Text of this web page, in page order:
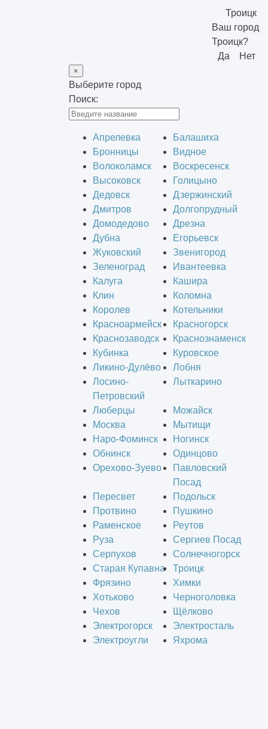
Троицк
Ваш город
Троицк?
Да
Нет
×
Выберите город
Поиск:
Апрелевка
Балашиха
Бронницы
Видное
Волоколамск
Воскресенск
Высоковск
Голицыно
Дедовск
Дзержинский
Дмитров
Долгопрудный
Домодедово
Дрезна
Дубна
Егорьевск
Жуковский
Звенигород
Зеленоград
Ивантеевка
Калуга
Кашира
Клин
Коломна
Королев
Котельники
Красноармейск
Красногорск
Краснозаводск
Краснознаменск
Кубинка
Куровское
Ликино-Дулёво
Лобня
Лосино-
Петровский
Лыткарино
Люберцы
Можайск
Москва
Мытищи
Наро-Фоминск
Ногинск
Обнинск
Одинцово
Орехово-Зуево
Павловский
Посад
Пересвет
Подольск
Протвино
Пушкино
Раменское
Реутов
Руза
Сергиев Посад
Серпухов
Солнечногорск
Старая Купавна
Троицк
Фрязино
Химки
Хотьково
Черноголовка
Чехов
Щёлково
Электрогорск
Электросталь
Электроугли
Яхрома